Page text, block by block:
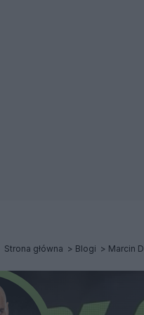
Strona główna Blogi Marcin